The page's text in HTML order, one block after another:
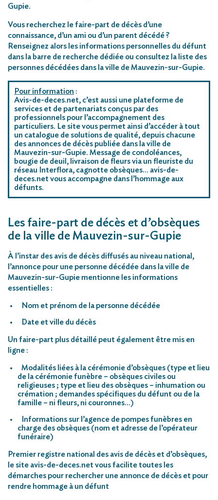
Gupie.
Vous recherchez le faire-part de décès d’une
connaissance, d’un ami ou d’un parent décédé ?
Renseignez alors les informations personnelles du défunt
dans la barre de recherche dédiée ou consultez la liste des
personnes décédées dans la ville de Mauvezin-sur-Gupie.
Pour information :
Avis-de-deces.net, c’est aussi une plateforme de
services et de partenariats conçus par des
professionnels pour l’accompagnement des
particuliers. Le site vous permet ainsi d’accéder à tout
un catalogue de solutions de qualité, depuis chacune
des annonces de décès publiée dans la ville de
Mauvezin-sur-Gupie. Message de condoléances,
bougie de deuil, livraison de fleurs via un fleuriste du
réseau Interflora, cagnotte obsèques… avis-de-
deces.net vous accompagne dans l’hommage aux
défunts.
Les faire-part de décès et d’obsèques
de la ville de Mauvezin-sur-Gupie
À l’instar des avis de décès diffusés au niveau national,
l’annonce pour une personne décédée dans la ville de
Mauvezin-sur-Gupie mentionne les informations
essentielles :
Nom et prénom de la personne décédée
Date et ville du décès
Un faire-part plus détaillé peut également être mis en
ligne :
Modalités liées à la cérémonie d’obsèques (type et lieu
de la cérémonie funèbre – obsèques civiles ou
religieuses ; type et lieu des obsèques – inhumation ou
crémation ; demandes spécifiques du défunt ou de la
famille – ni fleurs, ni couronnes…)
Informations sur l’agence de pompes funèbres en
charge des obsèques (nom et adresse de l’opérateur
funéraire)
Premier registre national des avis de décès et d’obsèques,
le site avis-de-deces.net vous facilite toutes les
démarches pour rechercher une annonce de décès et pour
rendre hommage à un défunt